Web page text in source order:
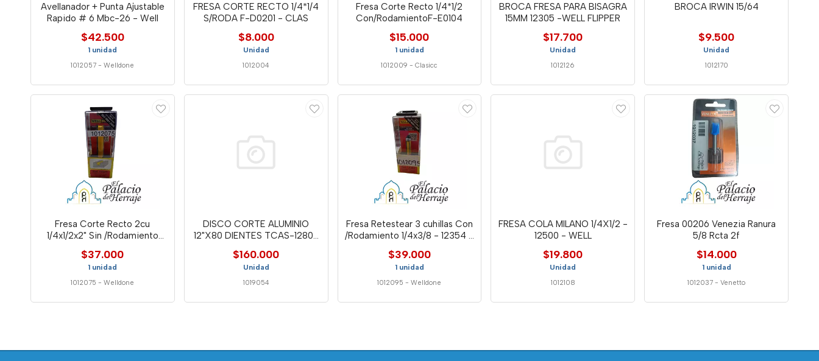
Avellanador + Punta Ajustable
Rapido # 6 Mbc-26 - Well
$42.500
1 unidad
1012057 -Welldone
FRESA CORTE RECTO 1/4*1/4
S/RODA F-D0201 - CLAS
$8.000
Unidad
1012004
Fresa Corte Recto 1/4*1/2
Con/RodamientoF-E0104
$15.000
1 unidad
1012009 -Clasicc
BROCA FRESA PARA BISAGRA
15MM 12305 -WELL FLIPPER
$17.700
Unidad
1012126
BROCA IRWIN 15/64
$9.500
Unidad
1012170
Fresa Corte Recto 2cu
1/4x1/2x2" Sin /Rodamiento
12447-Well
$37.000
1 unidad
1012075 -Welldone
DISCO CORTE ALUMINIO
12"X80 DIENTES TCAS-1280-
$160.000
Unidad
1019054
Fresa Retestear 3 cuhillas Con
/Rodamiento 1/4x3/8 - 12354 -
$39.000
1 unidad
1012095 -Welldone
FRESA COLA MILANO 1/4X1/2 -
12500 - WELL
$19.800
Unidad
1012108
Fresa 00206 Venezia Ranura
5/8 Rcta 2f
$14.000
1 unidad
1012037 -Venetto